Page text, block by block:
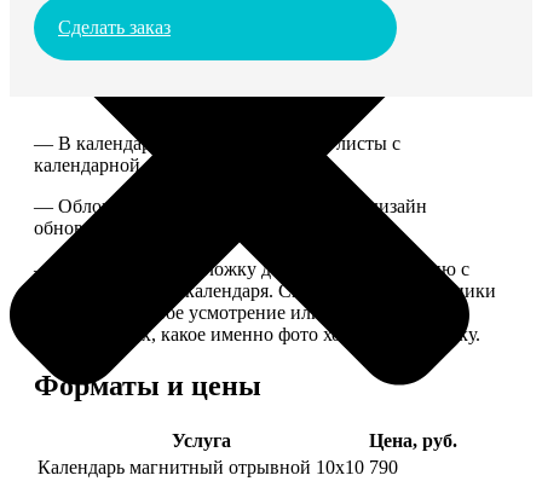
Сделать заказ
— В календаре 13 листов: обложка+листы с
календарной сеткой.
— Обложка для календаря стандартная, дизайн
обновляем каждый год.
— В кружочек на обложку добавляем фотографию с
одной из страниц календаря. Снимок наши сотрудники
выбирают на свое усмотрение или пишите в
комментариях, какое именно фото хотите на обложку.
Форматы и цены
Услуга
Цена, руб.
Календарь магнитный отрывной 10x10 790